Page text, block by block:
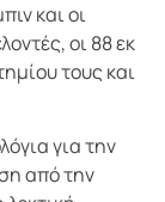
και οι
οι 88 εκ
τους και
για την
από την